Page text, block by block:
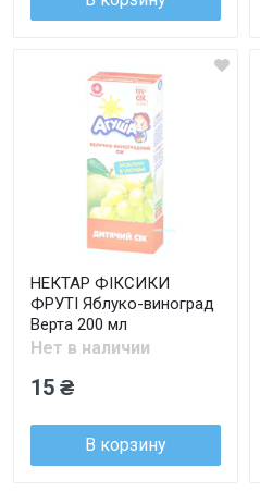
НЕКТАР ФІКСИКИ
ФРУТІ Яблуко-виноград
Верта 200 мл
Нет в наличии
15 ₴
В корзину